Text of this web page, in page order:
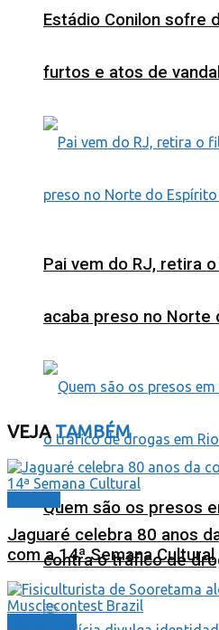
Estádio Conilon sofre
furtos e atos de
Pai vem do RJ, retira
acaba preso no Norte
Quem são os presos
contra o tráfico de
VEJATAMBÉM
Jaguaré celebra 80 anos
com a 14ª Semana Cultural